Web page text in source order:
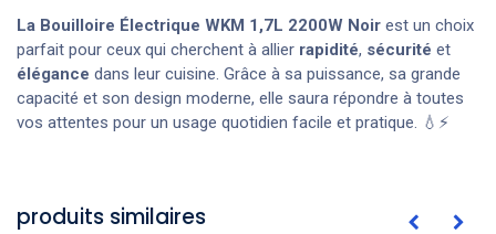
La Bouilloire Électrique WKM 1,7L 2200W Noir est un choix
parfait pour ceux qui cherchent à allier rapidité, sécurité et
élégance dans leur cuisine. Grâce à sa puissance, sa grande
capacité et son design moderne, elle saura répondre à toutes
vos attentes pour un usage quotidien facile et pratique. 💧⚡
produits similaires